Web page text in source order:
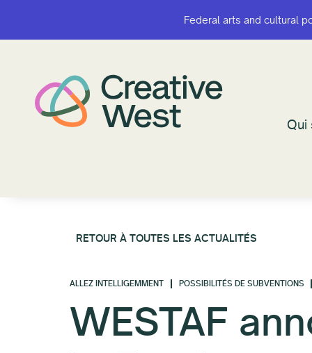
Federal arts and cultural
Qui
Federal arts and cultural
Qui
RETOUR À TOUTES LES ACTUALITÉS
ALLEZ INTELLIGEMMENT POSSIBILITÉS DE SUBVENTIONS
WESTAF